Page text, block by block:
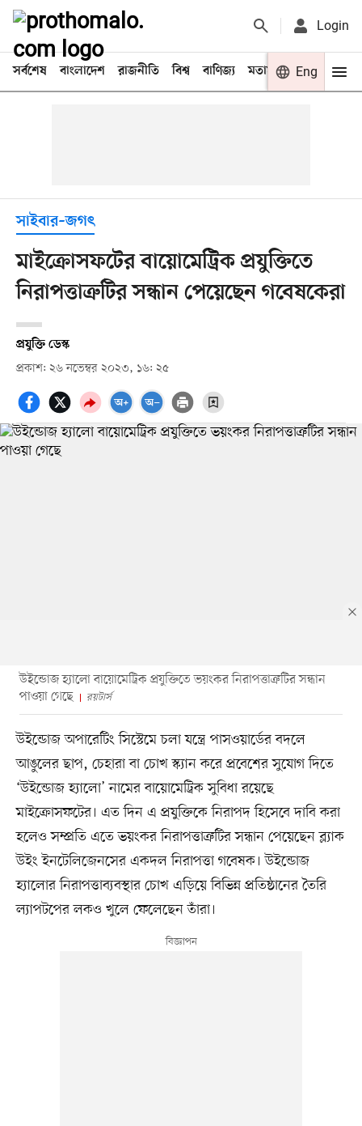
Login
সর্বশেষ বাংলাদেশ রাজনীতি বিশ্ব বাণিজ্য মতামত খেলা
Eng
সাইবার–জগৎ
মাইক্রোসফটের বায়োমেট্রিক প্রযুক্তিতে
নিরাপত্তাত্রুটির সন্ধান পেয়েছেন গবেষকেরা
প্রযুক্তি ডেস্ক
প্রকাশ: ২৬ নভেম্বর ২০২৩, ১৬: ২৫
উইন্ডোজ হ্যালো বায়োমেট্রিক প্রযুক্তিতে ভয়ংকর নিরাপত্তাত্রুটির সন্ধান
পাওয়া গেছে
রয়টার্স
উইন্ডোজ অপারেটিং সিস্টেমে চলা যন্ত্রে পাসওয়ার্ডের বদলে
আঙুলের ছাপ, চেহারা বা চোখ স্ক্যান করে প্রবেশের সুযোগ দিতে
‘উইন্ডোজ হ্যালো’ নামের বায়োমেট্রিক সুবিধা রয়েছে
মাইক্রোসফটের। এত দিন এ প্রযুক্তিকে নিরাপদ হিসেবে দাবি করা
হলেও সম্প্রতি এতে ভয়ংকর নিরাপত্তাত্রুটির সন্ধান পেয়েছেন ব্ল্যাক
উইং ইনটেলিজেনসের একদল নিরাপত্তা গবেষক। উইন্ডোজ
হ্যালোর নিরাপত্তাব্যবস্থার চোখ এড়িয়ে বিভিন্ন প্রতিষ্ঠানের তৈরি
ল্যাপটপের লকও খুলে ফেলেছেন তাঁরা।